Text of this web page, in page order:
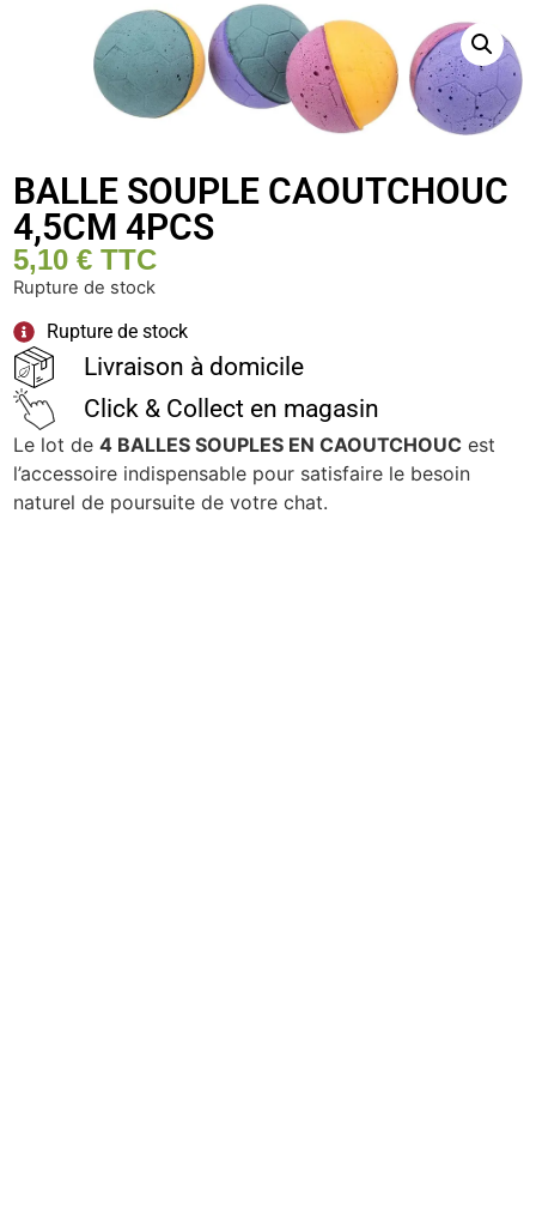
BALLE SOUPLE CAOUTCHOUC
4,5CM 4PCS
5,10€ TTC
Rupture de stock
Rupture de stock
Livraison à domicile
Click & Collect en magasin
Le lot de4 BALLES SOUPLES EN CAOUTCHOUC est
l’accessoire indispensable pour satisfaire le besoin
naturel de poursuite de votre chat.